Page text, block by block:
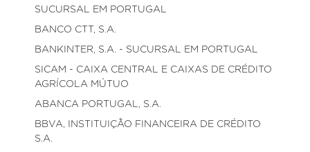
SUCURSAL EM PORTUGAL
BANCO CTT, S.A.
BANKINTER, S.A. - SUCURSAL EM PORTUGAL
SICAM - CAIXA CENTRAL E CAIXAS DE CRÉDITO
AGRÍCOLA MÚTUO
ABANCA PORTUGAL, S.A.
BBVA, INSTITUIÇÃO FINANCEIRA DE CRÉDITO
S.A.